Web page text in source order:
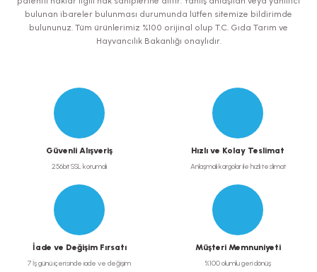
bulunan ibareler bulunması durumunda lütfen sitemize bildirimde
bulununuz. Tüm ürünlerimiz %100 orijinal olup T.C. Gıda Tarım ve
Hayvancılık Bakanlığı onaylıdır.
Güvenli Alışveriş
256bit SSL korumalı
Hızlı ve Kolay Teslimat
Anlaşmalı kargolar ile hızlı teslimat
İade ve Değişim Fırsatı
7 İş günü içerisinde iade ve değişim
Müşteri Memnuniyeti
%100 olumlu geri dönüş